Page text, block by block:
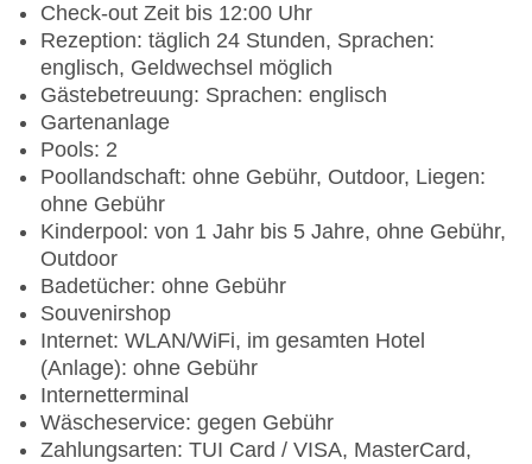
Check-out Zeit bis 12:00 Uhr
Rezeption: täglich 24 Stunden, Sprachen:
englisch, Geldwechsel möglich
Gästebetreuung: Sprachen: englisch
Gartenanlage
Pools: 2
Poollandschaft: ohne Gebühr, Outdoor, Liegen:
ohne Gebühr
Kinderpool: von 1 Jahr bis 5 Jahre, ohne Gebühr,
Outdoor
Badetücher: ohne Gebühr
Souvenirshop
Internet: WLAN/WiFi, im gesamten Hotel
(Anlage): ohne Gebühr
Internetterminal
Wäscheservice: gegen Gebühr
Zahlungsarten: TUI Card / VISA, MasterCard,